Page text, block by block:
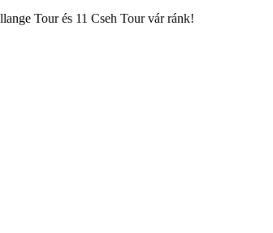
Tour és 11 Cseh Tour vár ránk!